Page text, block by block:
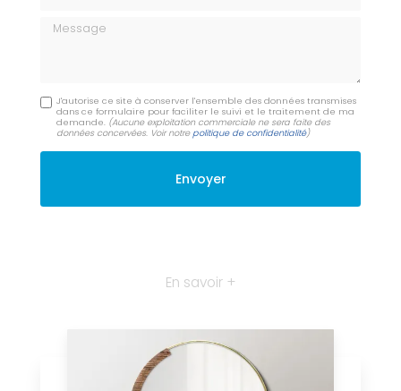
Message
J'autorise ce site à conserver l'ensemble des données transmises
dans ce formulaire pour faciliter le suivi et le traitement de ma
demande. (Aucune exploitation commerciale ne sera faite des
données concervées. Voir notrepolitique de confidentialité)
En savoir +